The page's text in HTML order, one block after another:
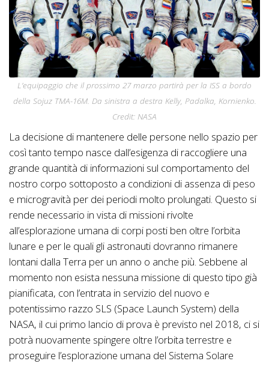
L’equipaggio che il prossimo 27 marzo partirà per la ISS a bordo
della Sojuz TMA-16M. Da sinistra a destra Kelly, Padalka, Kornienko.
Credit: NASA
La decisione di mantenere delle persone nello spazio per
così tanto tempo nasce dall’esigenza di raccogliere una
grande quantità di informazioni sul comportamento del
nostro corpo sottoposto a condizioni di assenza di peso
e microgravità per dei periodi molto prolungati. Questo si
rende necessario in vista di missioni rivolte
all’esplorazione umana di corpi posti ben oltre l’orbita
lunare e per le quali gli astronauti dovranno rimanere
lontani dalla Terra per un anno o anche più. Sebbene al
momento non esista nessuna missione di questo tipo già
pianificata, con l’entrata in servizio del nuovo e
potentissimo razzo SLS (Space Launch System) della
NASA, il cui primo lancio di prova è previsto nel 2018, ci si
potrà nuovamente spingere oltre l’orbita terrestre e
proseguire l’esplorazione umana del Sistema Solare